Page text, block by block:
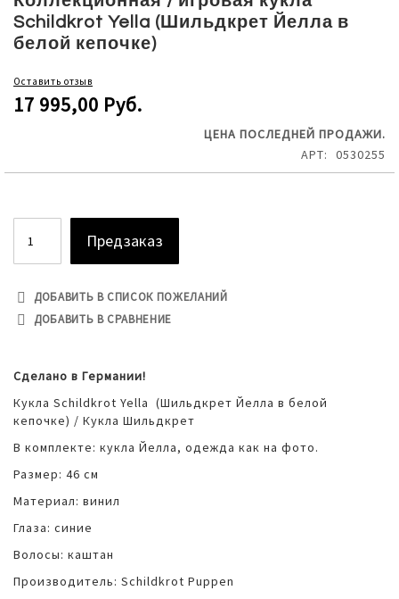
Schildkrot Yella (Шильдкрет Йелла в
белой кепочке)
Оставить отзыв
17 995,00 Руб.
ЦЕНА ПОСЛЕДНЕЙ ПРОДАЖИ.
АРТ
0530255
Предзаказ
ДОБАВИТЬ В СПИСОК ПОЖЕЛАНИЙ
ДОБАВИТЬ В СРАВНЕНИЕ
Сделано в Германии!
Кукла Schildkrot Yella (Шильдкрет Йелла в белой
кепочке) / Кукла Шильдкрет
В комплекте: кукла Йелла, одежда как на фото.
Размер: 46 см
Материал: винил
Глаза: синие
Волосы: каштан
Производитель: Schildkrot Puppen
the
beginning
of
images
gallery